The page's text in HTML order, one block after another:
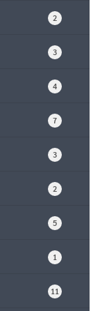
2
3
4
7
3
2
5
1
11